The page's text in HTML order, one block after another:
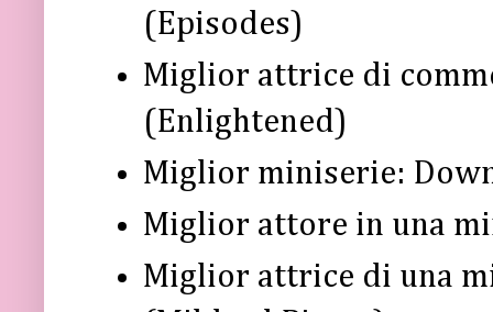
(Episodes)
Miglior attrice di
(Enlightened)
Miglior miniserie:
Miglior attore in una
Miglior attrice di una